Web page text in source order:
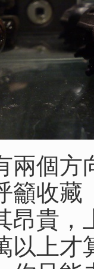
個方向
籲收藏
昂貴，
以上